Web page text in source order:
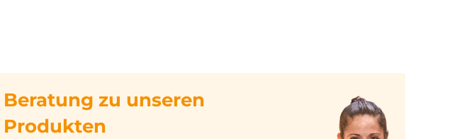
Beratung zu unseren
Produkten